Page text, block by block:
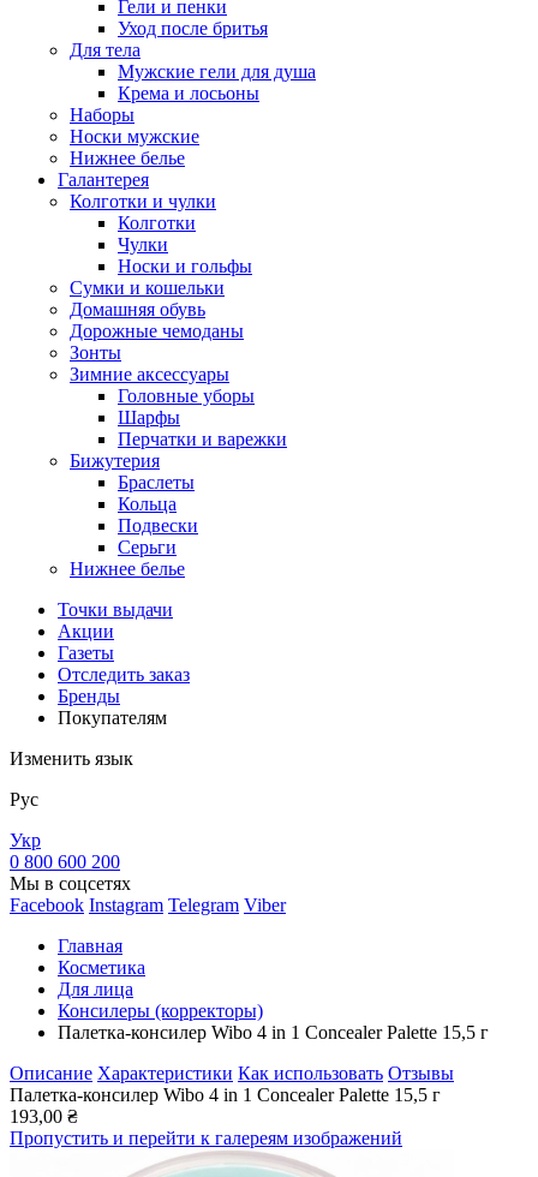
Гели и пенки
Уход после бритья
Для тела
Мужские гели для душа
Крема и лосьоны
Наборы
Носки мужские
Нижнее белье
Галантерея
Колготки и чулки
Колготки
Чулки
Носки и гольфы
Сумки и кошельки
Домашняя обувь
Дорожные чемоданы
Зонты
Зимние аксессуары
Головные уборы
Шарфы
Перчатки и варежки
Бижутерия
Браслеты
Кольца
Подвески
Серьги
Нижнее белье
Точки выдачи
Акции
Газеты
Отследить заказ
Бренды
Покупателям
Изменить язык
Рус
Укр
0 800 600 200
Мы в соцсетях
Facebook Instagram Telegram Viber
Главная
Косметика
Для лица
Консилеры (корректоры)
Палетка-консилер Wibo 4 in 1 Concealer Palette 15,5 г
Описание Характеристики Как использовать Отзывы
Палетка-консилер Wibo 4 in 1 Concealer Palette 15,5 г
193,00 ₴
Пропустить и перейти к галереям изображений